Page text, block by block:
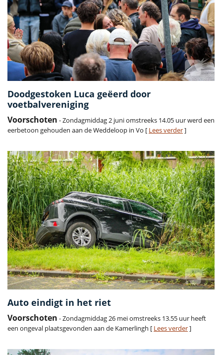
Doodgestoken Luca geëerd door
voetbalvereniging
Voorschoten - Zondagmiddag 2 juni omstreeks 14.05 uur werd een
eerbetoon gehouden aan de Weddeloop in Vo [ Lees verder]
Auto eindigt in het riet
Voorschoten - Zondagmiddag 26 mei omstreeks 13.55 uur heeft
een ongeval plaatsgevonden aan de Kamerlingh [ Lees verder]